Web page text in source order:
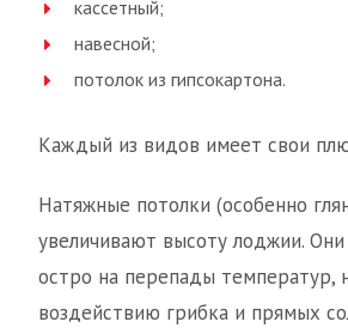
кассетный;
навесной;
потолок из гипсокартона.
Каждый из видов имеет свои
Натяжные потолки (особенно
увеличивают высоту лоджии.
остро на перепады температур,
воздействию грибка и прямых